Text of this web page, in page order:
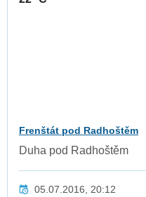
Frenštát pod Radhoštěm
Duha pod Radhoštěm
05.07.2016, 20:12